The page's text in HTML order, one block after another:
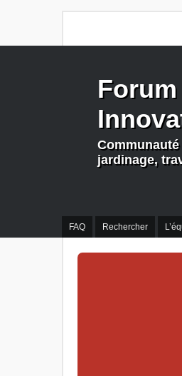
FAQ Rechercher
jardinage,